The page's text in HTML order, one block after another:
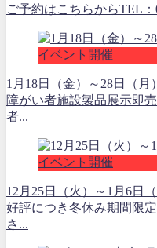
ご予約はこちらからTEL
イベント開催
1月18日（金）～28日（
障がい者施設製品展示即
者...
イベント開催
12月25日（火）～1月6日
好評につき冬休み期間限
さ...